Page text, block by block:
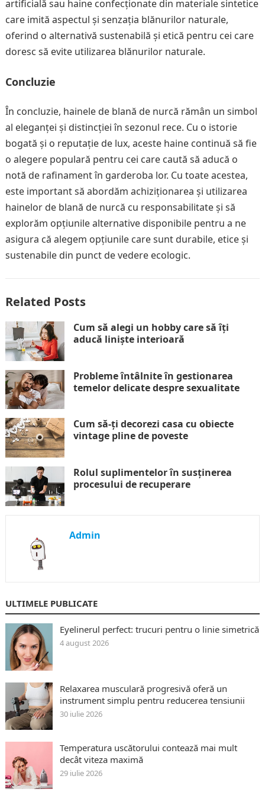
artificială sau haine confecționate din materiale sintetice
care imită aspectul și senzația blănurilor naturale,
oferind o alternativă sustenabilă și etică pentru cei care
doresc să evite utilizarea blănurilor naturale.
Concluzie
În concluzie, hainele de blană de nurcă rămân un simbol
al eleganței și distincției în sezonul rece. Cu o istorie
bogată și o reputație de lux, aceste haine continuă să fie
o alegere populară pentru cei care caută să aducă o
notă de rafinament în garderoba lor. Cu toate acestea,
este important să abordăm achiziționarea și utilizarea
hainelor de blană de nurcă cu responsabilitate și să
explorăm opțiunile alternative disponibile pentru a ne
asigura că alegem opțiunile care sunt durabile, etice și
sustenabile din punct de vedere ecologic.
Related Posts
Cum să alegi un hobby care să îți
aducă liniște interioară
Probleme întâlnite în gestionarea
temelor delicate despre sexualitate
Cum să-ți decorezi casa cu obiecte
vintage pline de poveste
Rolul suplimentelor în susținerea
procesului de recuperare
Admin
ULTIMELE PUBLICATE
Eyelinerul perfect: trucuri pentru o linie simetrică
4 august 2026
Relaxarea musculară progresivă oferă un
instrument simplu pentru reducerea tensiunii
30 iulie 2026
Temperatura uscătorului contează mai mult
decât viteza maximă
29 iulie 2026